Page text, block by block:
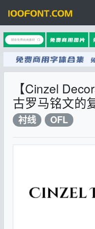
【Cinzel
古罗马铭文的
衬线
OFL